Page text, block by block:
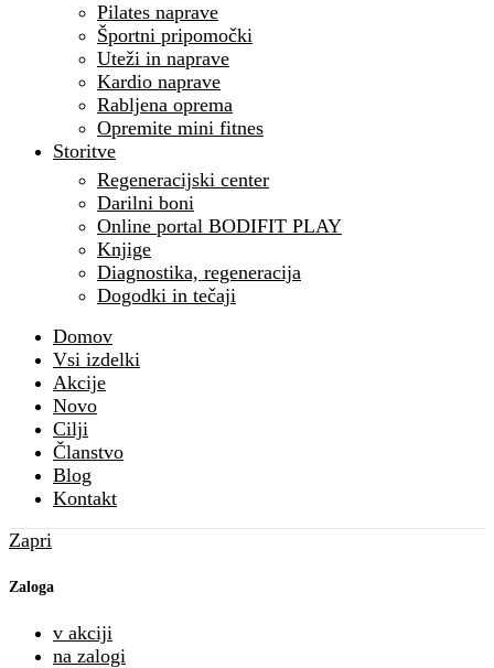
Pilates naprave
Športni pripomočki
Uteži in naprave
Kardio naprave
Rabljena oprema
Opremite mini fitnes
Storitve
Regeneracijski center
Darilni boni
Online portal BODIFIT PLAY
Knjige
Diagnostika, regeneracija
Dogodki in tečaji
Domov
Vsi izdelki
Akcije
Novo
Cilji
Članstvo
Blog
Kontakt
Zapri
Zaloga
v akciji
na zalogi